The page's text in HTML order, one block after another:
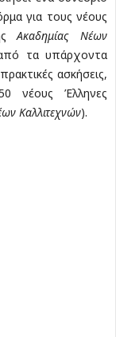
για τους νέους
Ακαδημίας Νέων
τα υπάρχοντα
ασκήσεις,
νέους Έλληνες
Καλλιτεχνών).